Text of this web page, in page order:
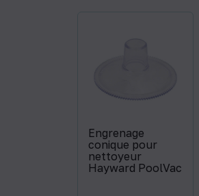
Engrenage
conique pour
nettoyeur
Hayward PoolVac